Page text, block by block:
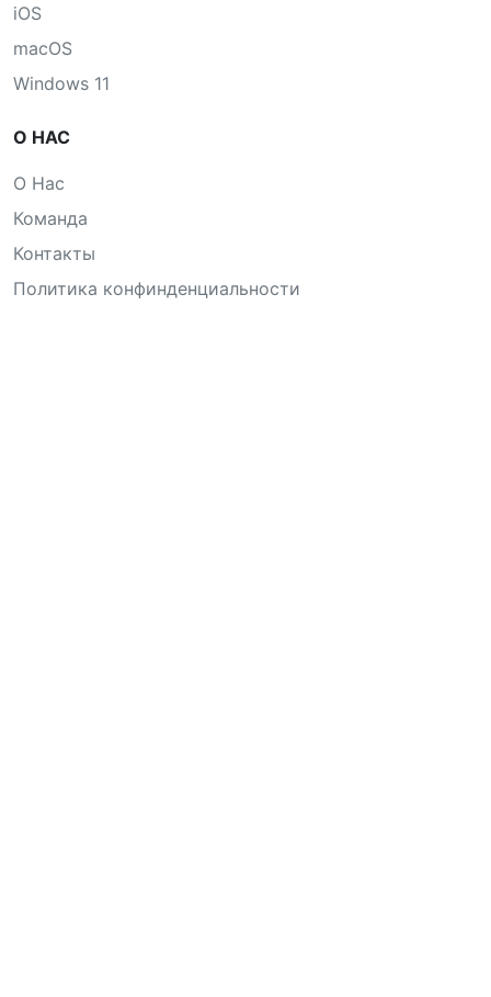
iOS
macOS
Windows 11
О НАС
О Нас
Команда
Контакты
Политика конфинденциальности